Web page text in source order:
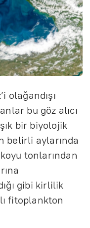
olağandışı
bu göz alıcı
bir biyolojik
belirli aylarında
tonlarından
gibi kirlilik
fitoplankton